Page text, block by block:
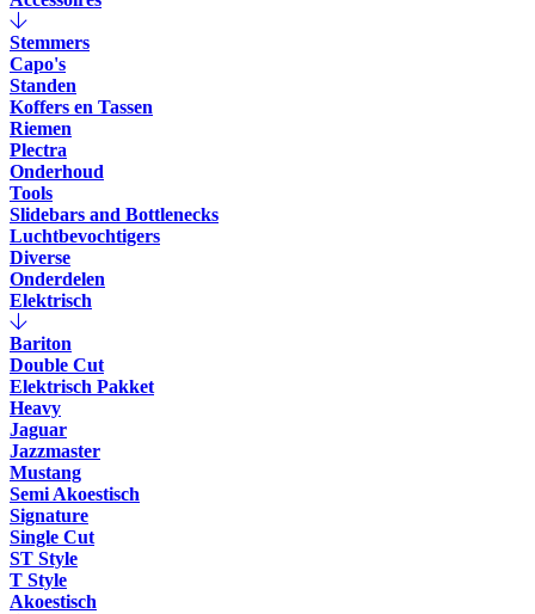
Stemmers
Capo's
Standen
Koffers en Tassen
Riemen
Plectra
Onderhoud
Tools
Slidebars and Bottlenecks
Luchtbevochtigers
Diverse
Onderdelen
Elektrisch
Bariton
Double Cut
Elektrisch Pakket
Heavy
Jaguar
Jazzmaster
Mustang
Semi Akoestisch
Signature
Single Cut
ST Style
T Style
Akoestisch